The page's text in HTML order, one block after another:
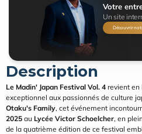
Votre
Un site
Découvrir
Description
Le Madin' Japan Festival Vol. 4 revient en
Otaku's Family, cet événement
2025 au Lycée Victor Schoelcher, en
de la quatrième édition de ce festival